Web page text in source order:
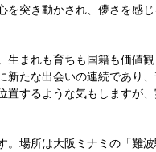
を突き動かされ、儚さを感
生まれも育ちも国籍も価値
たな出会いの連続であり
置するような気もしますが
場所は大阪ミナミの「難波